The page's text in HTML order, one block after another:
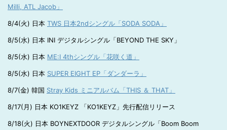
Milli, ATL Jacob」
8/4(火) 日本 TWS 日本2ndシングル「SODA SODA」
8/5(水) 日本 INI デジタルシングル「BEYOND THE SKY」
8/5(水) 日本 ME:I 4thシングル「花咲く道」
8/5(水) 日本 SUPER EIGHT EP「ダンダーラ」
8/7(金) 韓国 Stray Kids ミニアルバム「THIS ＆ THAT」
8/17(月) 日本 KO1KEYZ 「KO1KEYZ」先行配信リリース
8/18(火) 日本 BOYNEXTDOOR デジタルシングル「Boom Boom